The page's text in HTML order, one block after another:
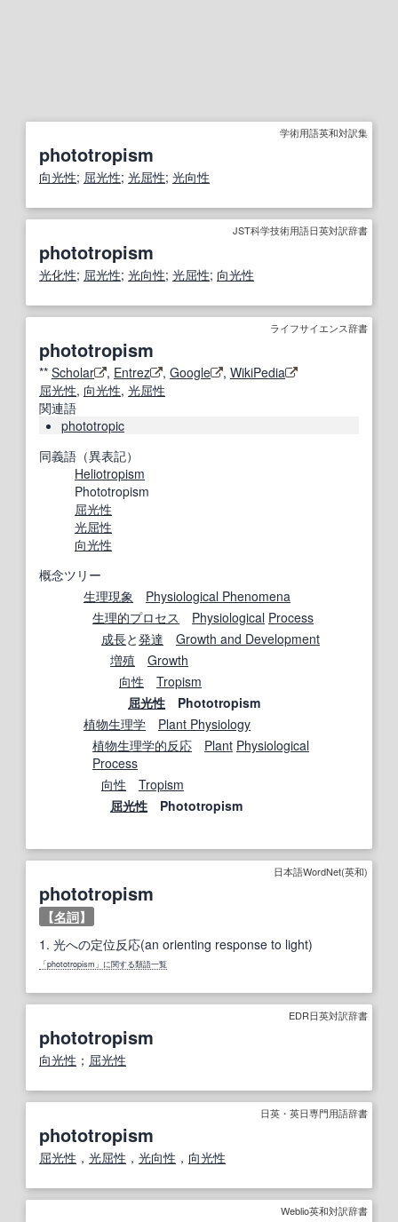
学術用語英和対訳集
phototropism
向光性; 屈光性; 光屈性; 光向性
JST科学技術用語日英対訳辞書
phototropism
光化性; 屈光性; 光向性; 光屈性; 向光性
ライフサイエンス辞書
phototropism
** Scholar , Entrez , Google , WikiPedia
屈光性, 向光性, 光屈性
関連語
phototropic
同義語（異表記）
Heliotropism
Phototropism
屈光性
光屈性
向光性
概念ツリー
生理現象
Physiological Phenomena
生理的プロセス Physiological Process
成長と発達
Growth and Development
増殖
Growth
向性
Tropism
屈光性 Phototropism
植物生理学
Plant Physiology
植物生理学的反応 Plant Physiological
Process
向性
Tropism
屈光性 Phototropism
日本語WordNet(英和)
phototropism
【名詞】
1. 光への定位反応(an orienting response to light)
「phototropism」に関する類語一覧
EDR日英対訳辞書
phototropism
向光性 ； 屈光性
日英・英日専門用語辞書
phototropism
屈光性 ， 光屈性 ， 光向性 ， 向光性
Weblio英和対訳辞書